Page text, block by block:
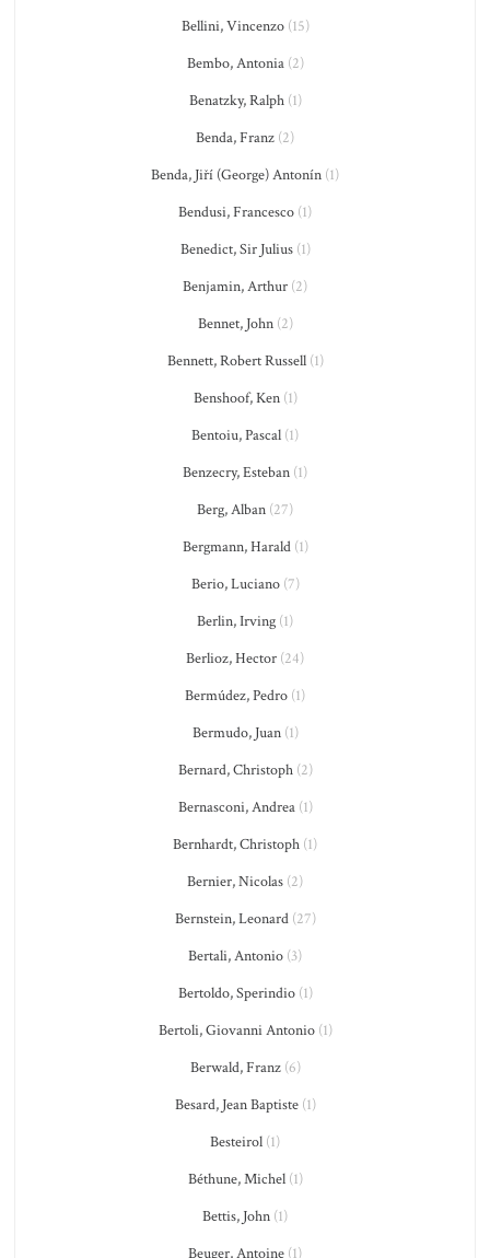
Bellini, Vincenzo(15)
Bembo, Antonia(2)
Benatzky, Ralph(1)
Benda, Franz (2)
Benda, Jiří (George) Antonín (1)
Bendusi, Francesco (1)
Benedict, Sir Julius(1)
Benjamin, Arthur (2)
Bennet, John(2)
Bennett, Robert Russell(1)
Benshoof, Ken(1)
Bentoiu, Pascal (1)
Benzecry, Esteban (1)
Berg, Alban (27)
Bergmann, Harald(1)
Berio, Luciano(7)
Berlin, Irving (1)
Berlioz, Hector (24)
Bermúdez, Pedro (1)
Bermudo, Juan(1)
Bernard, Christoph(2)
Bernasconi, Andrea(1)
Bernhardt, Christoph (1)
Bernier, Nicolas (2)
Bernstein, Leonard(27)
Bertali, Antonio (3)
Bertoldo, Sperindio(1)
Bertoli, Giovanni Antonio(1)
Berwald, Franz(6)
Besard, Jean Baptiste(1)
Besteirol (1)
Béthune, Michel(1)
Bettis, John (1)
Beuger, Antoine (1)